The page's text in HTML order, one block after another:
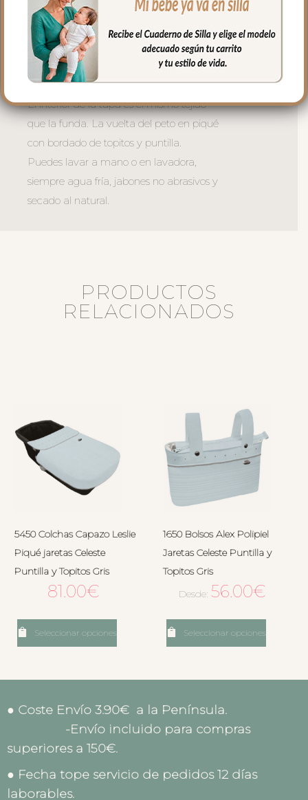
o quitar la tapa entera y usar la funda
como colchoneta de capazo.
El relleno de la tapa es de micro fibra
hueca para mayor confort del bebé y
muy buena transpirabilidad.
El interior de la tapa es el mismo tejido
que la funda. La vuelta del peto en piqué
con bordado de topitos y puntilla.
Puedes lavar a mano o en lavadora,
siempre agua fría, jabones no abrasivos y
secado al natural.
PRODUCTOS
RELACIONADOS
5450 Colchas Capazo Leslie
Piqué jaretas Celeste
Puntilla y Topitos Gris
81.00€
Seleccionar opciones
1650 Bolsos Alex Polipiel
Jaretas Celeste Puntilla y
Topitos Gris
Desde:56.00€
Seleccionar opciones
● Coste Envío 3.90€ a la Península.
-Envío incluido para compras
superiores a 150€.
● Fecha tope servicio de pedidos 12 días
laborables.